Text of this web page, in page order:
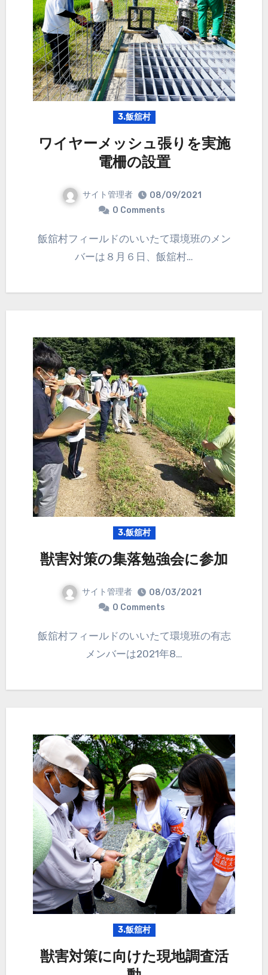
3.飯舘村
ワイヤーメッシュ張りを実施
電柵の設置
サイト管理者
08/09/2021
0 Comments
飯舘村フィールドのいいたて環境班のメン
バーは８月６日、飯舘村…
3.飯舘村
獣害対策の集落勉強会に参加
サイト管理者
08/03/2021
0 Comments
飯舘村フィールドのいいたて環境班の有志
メンバーは2021年8…
3.飯舘村
獣害対策に向けた現地調査活